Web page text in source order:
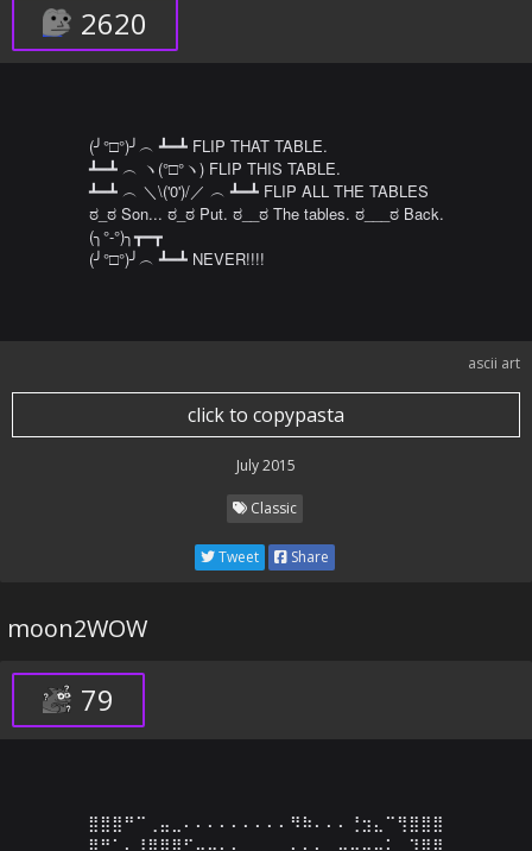
2620
(╯°□°)╯︵ ┻━┻ FLIP THAT TABLE.
┻━┻ ︵ ヽ(°□°ヽ) FLIP THIS TABLE.
┻━┻ ︵ ＼\('0')/／ ︵ ┻━┻ FLIP ALL THE TABLES
ಠ_ಠ Son... ಠ_ಠ Put. ಠ__ಠ The tables. ಠ___ಠ Back.
(╮°-°)╮┳━┳
(╯°□°)╯︵ ┻━┻ NEVER!!!!
ascii art
click to copypasta
July 2015
Classic
Tweet Share
moon2WOW
79
⣿⣿⣿⠛⠉⢀⣤⣀⠄⠄⠄⠄⠄⠄⠄⠄⠄⠻⠷⠄⠄⠄⢘⣲⣄⠉⢻⣿⣿⣿
⣿⠛⠁⠄⢸⣿⣿⡿⣋⣤⠤⠄⠄⣀⣀⣀⡀⠄⠄⠄⣀⣤⣤⣤⣤⣅⡀⠹⣿⣿